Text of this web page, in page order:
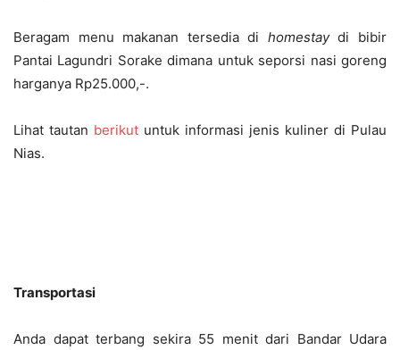
Beragam menu makanan tersedia di homestaydi bibir
Pantai Lagundri Sorake dimana untuk seporsi nasi goreng
harganya Rp25.000,-.
Lihat tautan berikut untuk informasi jenis kuliner di Pulau
Nias.
Transportasi
Anda dapat terbang sekira 55 menit dari Bandar Udara